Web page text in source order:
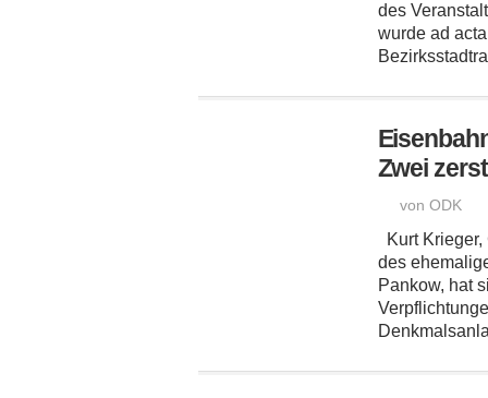
des
wurde ad
Zwei
von ODK
Kurt
des
Pankow, hat